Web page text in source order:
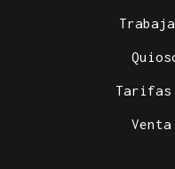
Tarifas